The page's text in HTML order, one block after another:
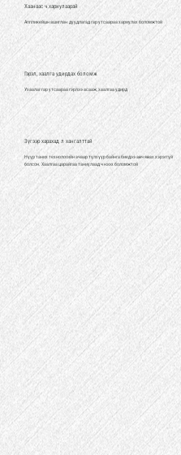
Хаанаас ч хариулаарай
Аппликейшн ашиглан дуудлагад гар утсаараа хариулах боломжтой
Гэрэл, хаалга удирдах боломж
Ухаалаг гар утсаараа гэрлээ асааж, хаалгаа удирд
Зүгээр харахад л хангалттай
Нүүр таних технологийн ачаар түлхүүр байнга биедээ авч явах хэрэггүй
болсон. Хаалгаа царайгаа таниулаад ч нээх боломжтой